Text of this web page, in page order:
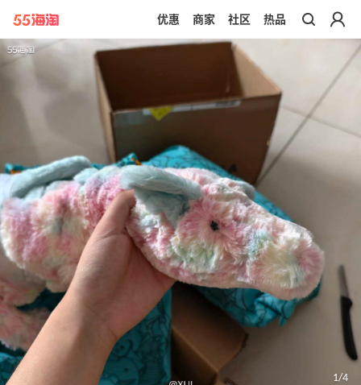
带你去官网买正品
优惠 商家 社区 热品
1/4